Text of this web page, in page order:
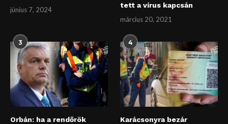
június 7, 2024
tett a vírus kapcsán
március 20, 2021
3
Orbán: ha a rendőrök
4
Karácsonyra bezár